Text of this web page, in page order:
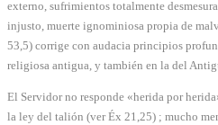
externo, sufrimientos totalmente
injusto, muerte ignominiosa propia de
53,5) corrige con audacia principios
religiosa antigua, y también en la del
El Servidor no responde «herida por
la ley del talión (ver Éx 21,25) ; mucho